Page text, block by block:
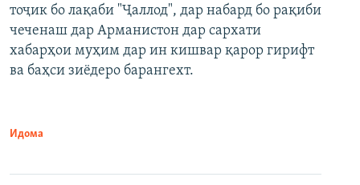
Auto 240p 360p 480p
720p 1080p
480p
тоҷик бо лақаби "Ҷаллод", дар набард бо рақиби
чеченаш дар Арманистон дар сархати
хабарҳои муҳим дар ин кишвар қарор гирифт
ва баҳси зиёдеро барангехт.
Идома